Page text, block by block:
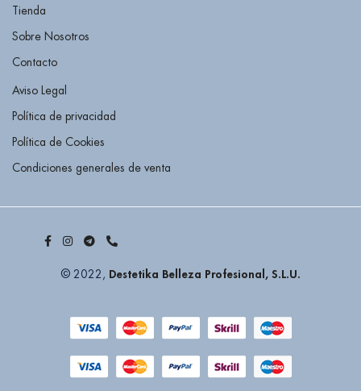
Tienda
Sobre Nosotros
Contacto
Aviso Legal
Política de privacidad
Política de Cookies
Condiciones generales de venta
© 2022, Destetika Belleza Profesional, S.L.U.